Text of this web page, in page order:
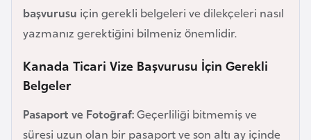
başvurusu için gerekli belgeleri ve dilekçeleri nasıl
yazmanız gerektiğini bilmeniz önemlidir.
Kanada Ticari Vize Başvurusu İçin Gerekli
Belgeler
Pasaport ve Fotoğraf:Geçerliliği bitmemiş ve
süresi uzun olan bir pasaport ve son altı ay içinde
B
a
h
e
y